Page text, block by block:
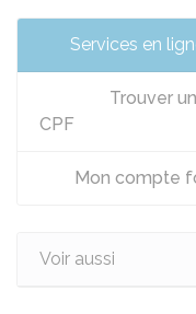
Services en
Trouver
CPF
Mon compte
Voir aussi